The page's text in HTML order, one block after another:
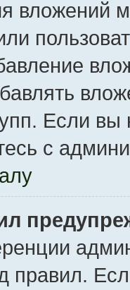
вложений
Если вы
с
правил.